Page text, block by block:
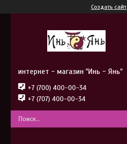
Создать сайт
интернет - магазин "Инь - Янь"
+7 (700) 400-00-34
+7 (707) 400-00-34